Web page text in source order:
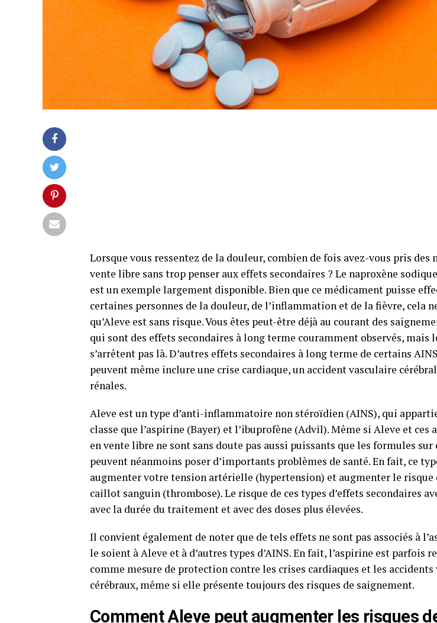
Lorsque vous ressentez de la douleur, combien de fois avez-vous pris des
vente libre sans trop penser aux effets secondaires ? Le naproxène
est un exemple largement disponible. Bien que ce médicament puisse
certaines personnes de la douleur, de l’inflammation et de la fièvre, cela
qu’Aleve est sans risque. Vous êtes peut-être déjà au courant des
qui sont des effets secondaires à long terme couramment observés, mais
s’arrêtent pas là. D’autres effets secondaires à long terme de certains
peuvent même inclure une crise cardiaque, un accident vasculaire
rénales.
Aleve est un type d’anti-inflammatoire non stéroïdien (AINS), qui
classe que l’aspirine (Bayer) et l’ibuprofène (Advil). Même si Aleve et ces
en vente libre ne sont sans doute pas aussi puissants que les formules sur
peuvent néanmoins poser d’importants problèmes de santé. En fait, ce
augmenter votre tension artérielle (hypertension) et augmenter le risque
caillot sanguin (thrombose). Le risque de ces types d’effets secondaires
avec la durée du traitement et avec des doses plus élevées.
Il convient également de noter que de tels effets ne sont pas associés à
le soient à Aleve et à d’autres types d’AINS. En fait, l’aspirine est parfois
comme mesure de protection contre les crises cardiaques et les accidents
cérébraux, même si elle présente toujours des risques de saignement.
Comment Aleve peut augmenter les risques